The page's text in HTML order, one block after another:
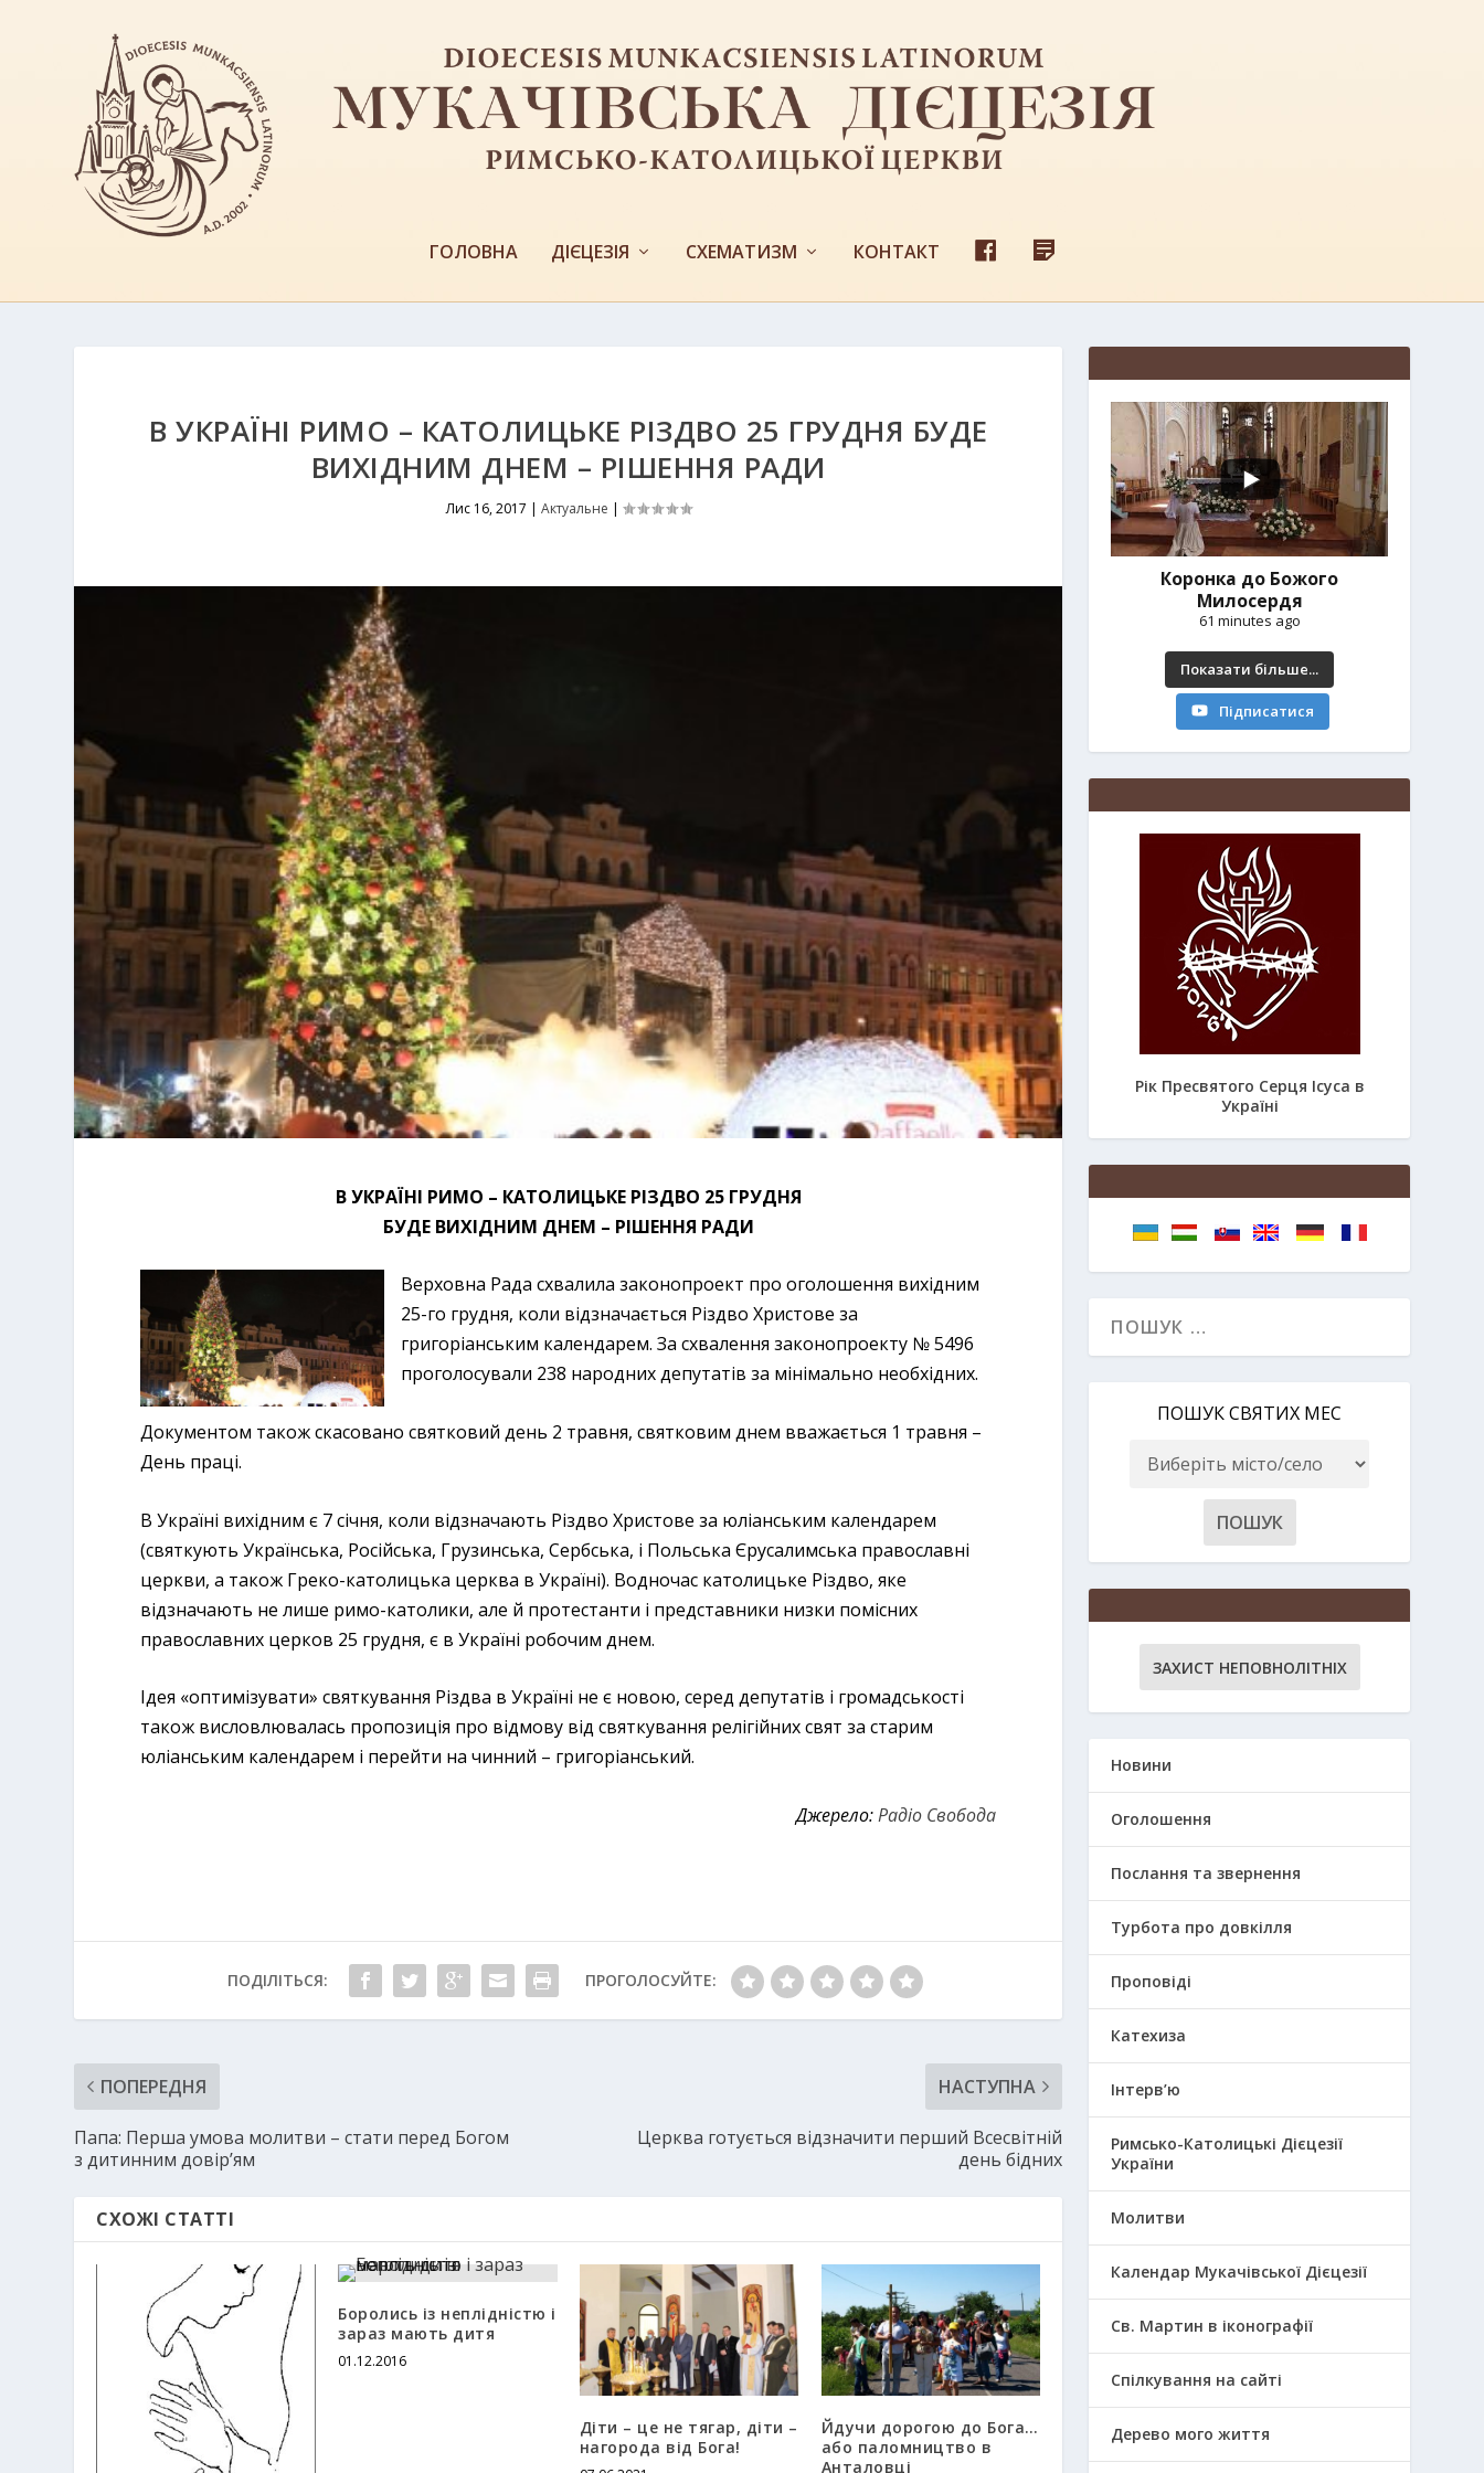
ГОЛОВНА ДІЄЦЕЗІЯ СХЕМАТИЗМ КОНТАКТ
E
Д
С
В УКРАЇНІ РИМО – КАТОЛИЦЬКЕ РІЗДВО 25 ГРУДНЯ БУДЕ
ВИХІДНИМ ДНЕМ – РІШЕННЯ РАДИ
Лис 16, 2017 | Актуальне |
В УКРАЇНІ РИМО – КАТОЛИЦЬКЕ РІЗДВО 25 ГРУДНЯ
БУДЕ ВИХІДНИМ ДНЕМ – РІШЕННЯ РАДИ
Верховна Рада схвалила законопроект про оголошення вихідним
25-го грудня, коли відзначається Різдво Христове за
григоріанським календарем. За схвалення законопроекту № 5496
проголосували 238 народних депутатів за мінімально необхідних.
Документом також скасовано святковий день 2 травня, святковим днем вважається 1 травня –
День праці.
В Україні вихідним є 7 січня, коли відзначають Різдво Христове за юліанським календарем
(святкують Українська, Російська, Грузинська, Сербська, і Польська Єрусалимська православні
церкви, а також Греко-католицька церква в Україні). Водночас католицьке Різдво, яке
відзначають не лише римо-католики, але й протестанти і представники низки помісних
православних церков 25 грудня, є в Україні робочим днем.
Ідея «оптимізувати» святкування Різдва в Україні не є новою, серед депутатів і громадськості
також висловлювалась пропозиція про відмову від святкування релігійних свят за старим
юліанським календарем і перейти на чинний – григоріанський.
Джерело:Радіо Свобода
ПОДІЛІТЬСЯ: ПРОГОЛОСУЙТЕ:
ПОПЕРЕДНЯ
Папа: Перша умова молитви – стати перед Богом
з дитинним довір’ям
НАСТУПНА
Церква готується відзначити перший Всесвітній
день бідних
СХОЖІ СТАТТІ
Боролись із неплідністю і
зараз мають дитя
01.12.2016
Діти – це не тягар, діти –
нагорода від Бога!
Йдучи дорогою до Бога…
або паломництво в
Анталовці
Коронка до Божого
Милосердя
61 minutes ago
Показати більше...
Підписатися
Рік Пресвятого Серця Ісуса в
Україні
ПОШУК СВЯТИХ МЕС
ЗАХИСТ НЕПОВНОЛІТНІХ
Новини
Оголошення
Послання та звернення
Турбота про довкілля
Проповіді
Катехиза
Інтерв’ю
Римсько-Католицькі Дієцезії
України
Молитви
Календар Мукачівської Дієцезії
Св. Мартин в іконографії
Спілкування на сайті
Дерево мого життя